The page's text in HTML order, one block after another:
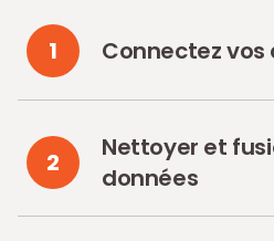
1 Connectez vos
2
Nettoyer et
données